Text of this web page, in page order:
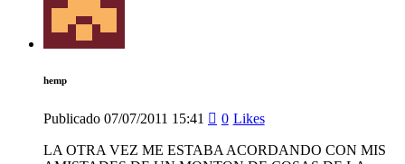
hemp
Publicado 07/07/2011 15:41 0 Likes
LA OTRA VEZ ME ESTABA ACORDANDO CON MIS